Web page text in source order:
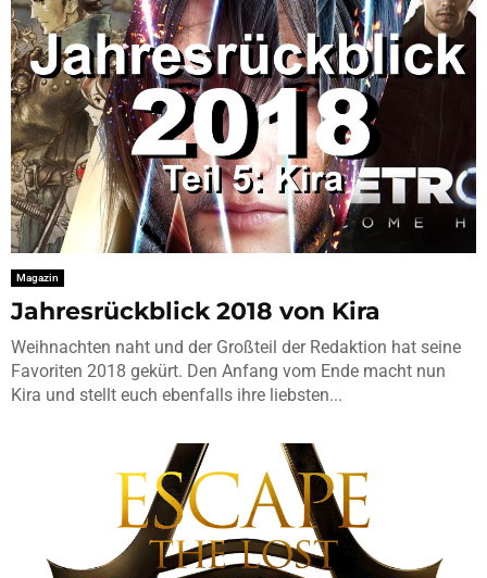
Magazin
Jahresrückblick 2018 von Kira
Weihnachten naht und der Großteil der Redaktion hat seine
Favoriten 2018 gekürt. Den Anfang vom Ende macht nun
Kira und stellt euch ebenfalls ihre liebsten...